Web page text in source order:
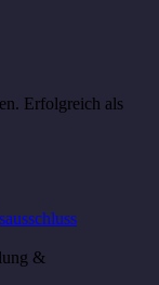
Erfolgreich als
&